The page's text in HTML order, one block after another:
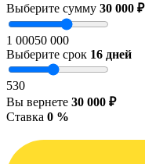
Выберите сумму 30 000 ₽
1 00050 000
Выберите срок 16 дней
530
Вы вернете 30 000 ₽
Ставка 0 %